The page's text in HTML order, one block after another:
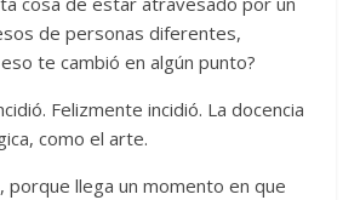
de personas diferentes,
te cambió en algún punto?
Felizmente incidió. La docencia
como el arte.
porque llega un momento en que